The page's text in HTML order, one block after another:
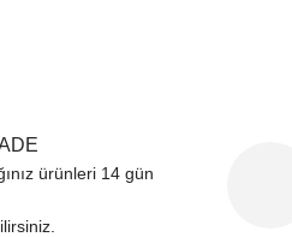
ürünleri 14 gün